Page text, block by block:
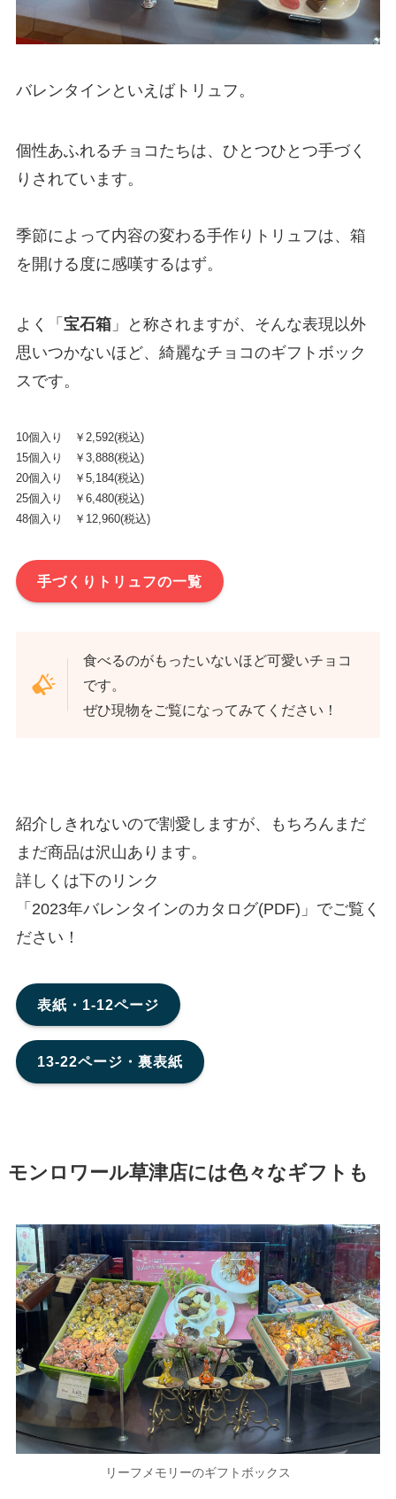
バレンタインといえばトリュフ。
個性あふれるチョコたちは、ひとつひとつ手づく
りされています。
季節によって内容の変わる手作りトリュフは、箱
を開ける度に感嘆するはず。
よく「 宝石箱」と称されますが、そんな表現以外
思いつかないほど、綺麗なチョコのギフトボック
スです。
10個入り ￥2,592(税込)
15個入り ￥3,888(税込)
20個入り ￥5,184(税込)
25個入り ￥6,480(税込)
48個入り ￥12,960(税込)
手づくりトリュフの一覧
食べるのがもったいないほど可愛いチョコ
です。
ぜひ現物をご覧になってみてください！
紹介しきれないので割愛しますが、もちろんまだ
まだ商品は沢山あります。
詳しくは下のリンク
「2023年バレンタインのカタログ(PDF)」でご覧く
ださい！
表紙・1-12ページ
13-22ページ・裏表紙
モンロワール草津店には色々なギフトも
リーフメモリーのギフトボックス